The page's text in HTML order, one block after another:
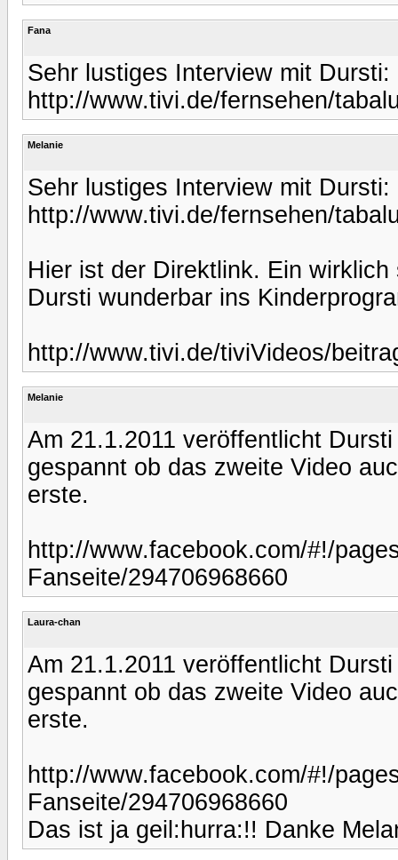
Fana
Sehr lustiges Interview mit Dursti:
http://www.tivi.de/fernsehen/
Melanie
Sehr lustiges Interview mit Dursti:
http://www.tivi.de/fernsehen/
Hier ist der Direktlink. Ein
Dursti wunderbar ins
http://www.tivi.de/tiviVideos/
Melanie
Am 21.1.2011 veröffentlicht
gespannt ob das zweite Video
erste.
http://www.facebook.com/#!/
Fanseite/294706968660
Laura-chan
Am 21.1.2011 veröffentlicht
gespannt ob das zweite Video
erste.
http://www.facebook.com/#!/
Fanseite/294706968660
Das ist ja geil:hurra:!! Danke